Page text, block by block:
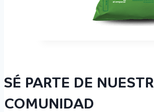
SÉ PARTE DE
COMUNIDAD